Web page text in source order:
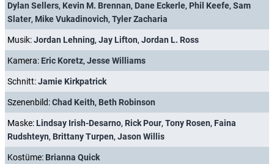
Dylan Sellers, Kevin M. Brennan, Dane Eckerle, Phil Keefe, Sam
Slater, Mike Vukadinovich, Tyler Zacharia
Musik:Jordan Lehning, Jay Lifton, Jordan L. Ross
Kamera: Eric Koretz, Jesse Williams
Schnitt:Jamie Kirkpatrick
Szenenbild:Chad Keith, Beth Robinson
Maske: Lindsay Irish-Desarno, Rick Pour, Tony Rosen, Faina
Rudshteyn, Brittany Turpen, Jason Willis
Kostüme: Brianna Quick